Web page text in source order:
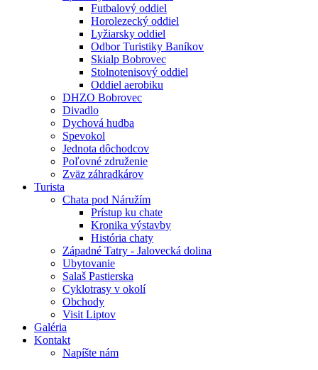
Futbalový oddiel
Horolezecký oddiel
Lyžiarsky oddiel
Odbor Turistiky Baníkov
Skialp Bobrovec
Stolnotenisový oddiel
Oddiel aerobiku
DHZO Bobrovec
Divadlo
Dychová hudba
Spevokol
Jednota dôchodcov
Poľovné združenie
Zväz záhradkárov
Turista
Chata pod Náružím
Prístup ku chate
Kronika výstavby
História chaty
Západné Tatry - Jalovecká dolina
Ubytovanie
Salaš Pastierska
Cyklotrasy v okolí
Obchody
Visit Liptov
Galéria
Kontakt
Napíšte nám